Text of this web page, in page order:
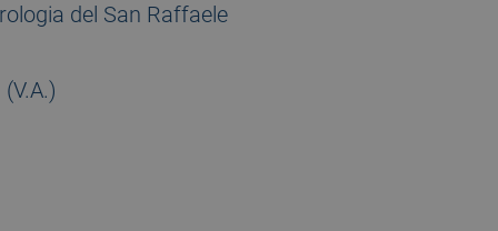
del San Raffaele